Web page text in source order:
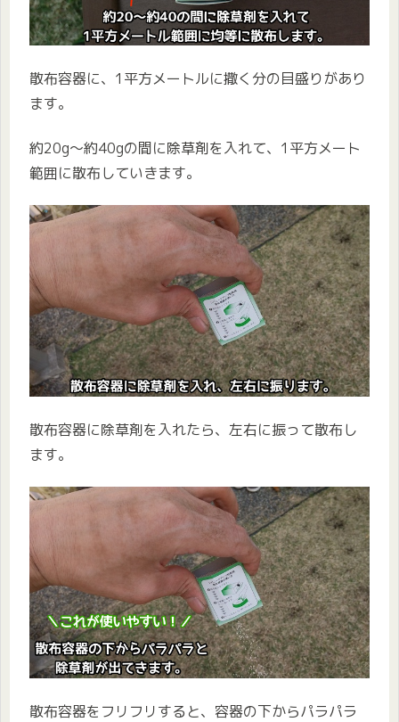
散布容器に、1平方メートルに撒く分の目盛りがあり
ます。
約20g〜約40gの間に除草剤を入れて、1平方メート
範囲に散布していきます。
散布容器に除草剤を入れたら、左右に振って散布し
ます。
散布容器をフリフリすると、容器の下からパラパラ